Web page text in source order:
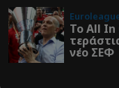
Το All In
νέο ΣΕΦ